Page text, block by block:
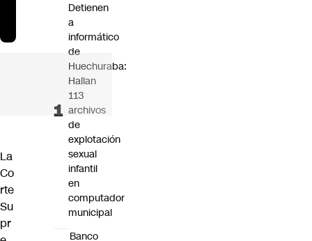
La
Co
rte
Su
pr
Detienen
a
informático
de
Huechuraba:
Hallan
113
archivos
de
explotación
sexual
infantil
en
computador
municipal
Banco